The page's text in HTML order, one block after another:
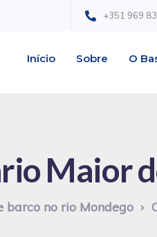
+351 969
Início Sobre O
Maior
barco no rio Mondego